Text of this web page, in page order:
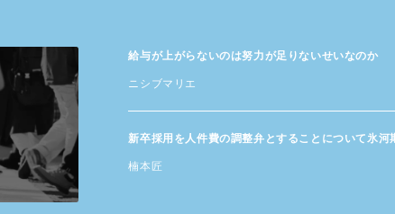
給与が​上がらないのは​努力が​足りないせいなのか
ニシブマリエ
新卒採用を​人件費の​調整弁と​する​ことに​ついて​氷河
楠本匠